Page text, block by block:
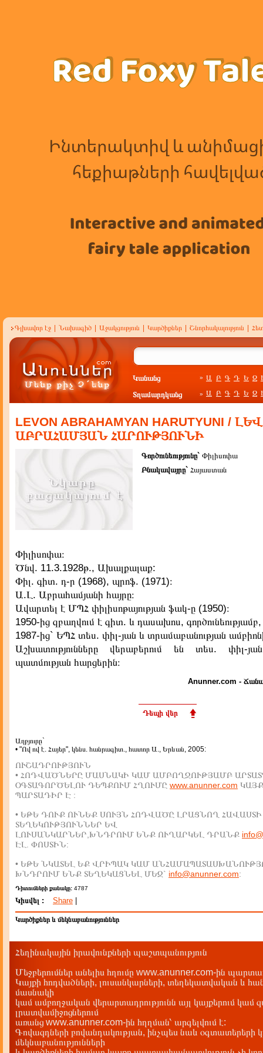
Գլխավոր էջ Նախագիծ Աջակցություն Կարծիքներ Շնորհակալություն
Կանանց » Ա Բ Գ Դ Ե Զ
Տղամարդկանց » Ա Բ Գ Դ Ե Զ
LEVON ABRAHAMYAN HARUTYUNI /
ԱԲՐԱՀԱՄՅԱՆ ՀԱՐՈՒԹՅՈՒՆԻ
Գործունեությունը` Փիլիսոփա
Բնակավայրը` Հայաստան
Փիլիսոփա։
Ծնվ. 11.3.1928թ., Ախալքալաք:
Փիլ. գիտ. դ-ր (1968), պրոֆ. (1971)։
Ա.Լ. Աբրահամյանի հայրը։
Ավարտել է ՄՊՀ փիլիսոթայության ֆակ-ը (1950)։
1950-ից զբաղվում է գիտ. և դասախոս, գործունեությամբ,
1987-ից` ԵՊՀ տես. փիլ-յան և տրամաբանության
Աշխատությունները վերաբերում են տես. փիլ-
պատմության հարցերին։
Anunner.com -
Դեպի վեր
Աղբյուրը`
• "Ով ով է. Հայեր", կենս. հանրագիտ., հատոր Ա., Երևան, 2005:
ՈՒՇԱԴՐՈՒԹՅՈՒՆ
• ՀՈԴՎԱԾՆԵՐԸ ՄԱՍՆԱԿԻ ԿԱՄ ԱՄԲՈՂՋՈՒԹՅԱՄԲ
ՕԳՏԱԳՈՐԾԵԼՈՒ ԴԵՊՔՈՒՄ ՀՂՈՒՄԸ www.anunner.com
ՊԱՐՏԱԴԻՐ Է :
• ԵԹԵ ԴՈՒՔ ՈՒՆԵՔ ՍՈՒՅՆ ՀՈԴՎԱԾԸ ԼՐԱՑՆՈՂ ՀԱՎԱՍՏԻ
ՏԵՂԵԿՈՒԹՅՈՒՆՆԵՐ ԵՎ
ԼՈՒՍԱՆԿԱՐՆԵՐ,ԽՆԴՐՈՒՄ ԵՆՔ ՈՒՂԱՐԿԵԼ ԴՐԱՆՔ
ԷԼ. ՓՈՍՏԻՆ:
• ԵԹԵ ՆԿԱՏԵԼ ԵՔ ՎՐԻՊԱԿ ԿԱՄ
ԽՆԴՐՈՒՄ ԵՆՔ ՏԵՂԵԿԱՑՆԵԼ ՄԵԶ` info@anunner.com:
Դիտումների քանակը: 4787
Կիսվել : Share
Կարծիքներ և մեկնաբանություններ
Հեղինակային իրավունքների պաշտպանություն
Մեջբերումներ անելիս հղումը www.anunner.com-ին
Կայքի հոդվածների, լուսանկարների, տեղեկատվական և
մասնակի
կամ ամբողջական վերարտադրությունն այլ կայքերում կամ
լրատվամիջոցներում
առանց www.anunner.com-ին հղղման՝ արգելվում է:
Գովազդների բովանդակության, ինչպես նաև օգտատերերի
մեկնաբանությունների